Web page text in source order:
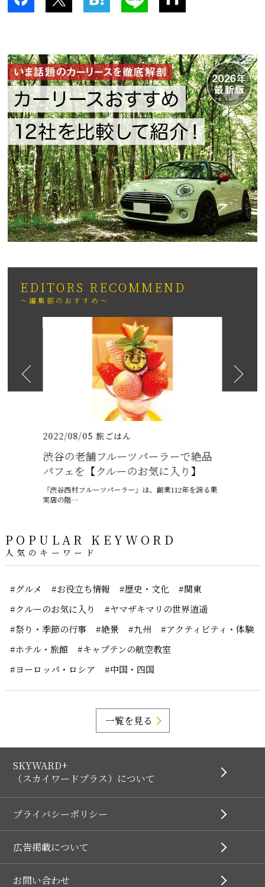
EDITORS RECOMMEND
～編集部のおすすめ～
2026
紹介
2022/08/05 旅ごはん
渋谷の老舗フルーツパーラーで絶品
パフェを【クルーのお気に入り】
「渋谷西村フルーツパーラー」は、創業112年を誇る果
実店の階…
POPULAR KEYWORD
人気のキーワード
#グルメ #お役立ち情報 #歴史・文化
#関東
#クルーのお気に入り
#ヤマザキマリの世界逍遥
#祭り・季節の行事
#絶景 #九州
#アクティビティ・体験
#ホテル・旅館
#キャプテンの航空教室
#ヨーロッパ・ロシア
#中国・四国
一覧を見る
SKYWARD+
（スカイワードプラス）について
プライバシーポリシー
広告掲載について
お問い合わせ